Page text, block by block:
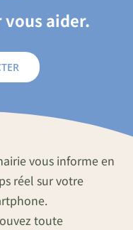
vous aider.
vous informe en
réel sur votre
toute